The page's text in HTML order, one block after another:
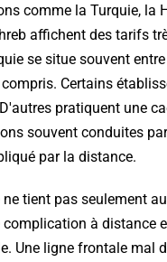
comme la Turquie, la
affichent des tarifs
se situe souvent
Certains
pratiquent une
souvent conduites
par la distance.
ne tient pas seulement
à distance
Une ligne frontale mal